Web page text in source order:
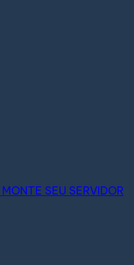
SEU SERVIDOR